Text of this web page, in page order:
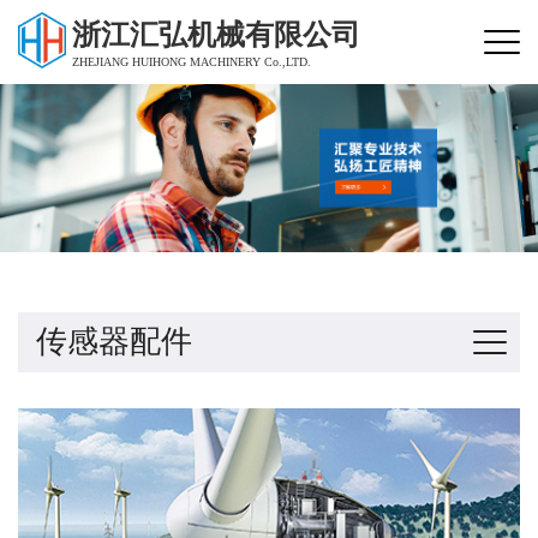
浙江汇弘机械有限公司
ZHEJIANG HUIHONG MACHINERY Co.,LTD.
传感器配件